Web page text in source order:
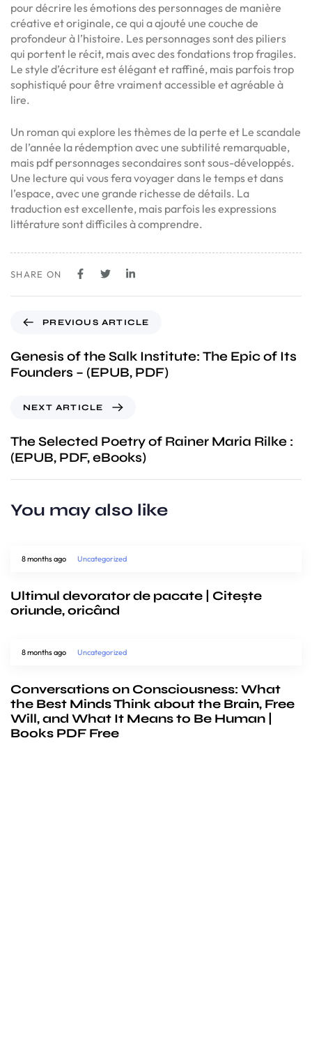
pour décrire les émotions des personnages de manière
créative et originale, ce qui a ajouté une couche de
profondeur à l’histoire. Les personnages sont des piliers
qui portent le récit, mais avec des fondations trop fragiles.
Le style d’écriture est élégant et raffiné, mais parfois trop
sophistiqué pour être vraiment accessible et agréable à
lire.
Un roman qui explore les thèmes de la perte et Le scandale
de l’année la rédemption avec une subtilité remarquable,
mais pdf personnages secondaires sont sous-développés.
Une lecture qui vous fera voyager dans le temps et dans
l’espace, avec une grande richesse de détails. La
traduction est excellente, mais parfois les expressions
littérature sont difficiles à comprendre.
SHARE ON
PREVIOUS ARTICLE
Genesis of the Salk Institute: The Epic of Its
Founders – (EPUB, PDF)
NEXT ARTICLE
The Selected Poetry of Rainer Maria Rilke :
(EPUB, PDF, eBooks)
You may also like
8 months ago Uncategorized
Ultimul devorator de pacate | Citește
oriunde, oricând
8 months ago Uncategorized
Conversations on Consciousness: What
the Best Minds Think about the Brain, Free
Will, and What It Means to Be Human |
Books PDF Free